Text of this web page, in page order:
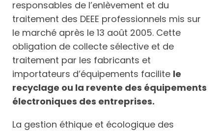
responsables de l’enlèvement et du
traitement des DEEE professionnels mis sur
le marché après le 13 août 2005. Cette
obligation de collecte sélective et de
traitement par les fabricants et
importateurs d’équipements facilite le
recyclage ou la revente des équipements
électroniques des entreprises.
La gestion éthique et écologique des